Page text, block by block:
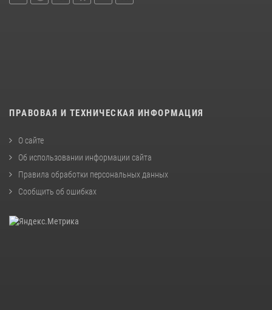
ПРАВОВАЯ И ТЕХНИЧЕСКАЯ ИНФОРМАЦИЯ
О сайте
Об использовании информации сайта
Правила обработки персональных данных
Сообщить об ошибках